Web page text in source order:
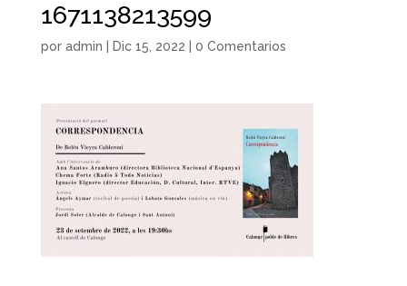
1671138213599
por admin Dic 15, 2022 0 Comentarios